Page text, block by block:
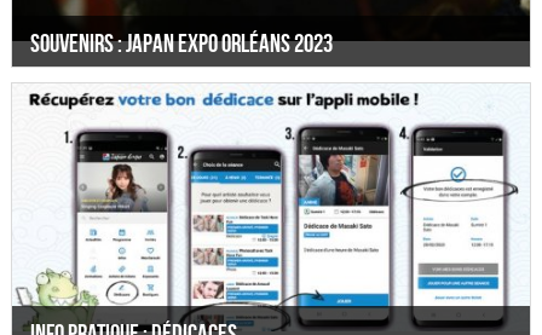
Souvenirs : Japan Expo Orléans 2023